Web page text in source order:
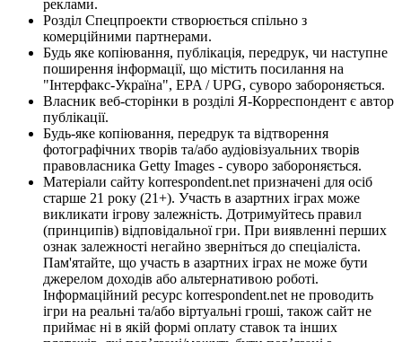
реклами.
Розділ Спецпроекти створюється спільно з
комерційними партнерами.
Будь яке копіювання, публікація, передрук, чи наступне
поширення інформації, що містить посилання на
"Інтерфакс-Україна", EPA / UPG, суворо забороняється.
Власник веб-сторінки в розділі Я-Корреспондент є автор
публікації.
Будь-яке копіювання, передрук та відтворення
фотографічних творів та/або аудіовізуальних творів
правовласника Getty Images - суворо забороняється.
Матеріали сайту korrespondent.net призначені для осіб
старше 21 року (21+). Участь в азартних іграх може
викликати ігрову залежність. Дотримуйтесь правил
(принципів) відповідальної гри. При виявленні перших
ознак залежності негайно зверніться до спеціаліста.
Пам'ятайте, що участь в азартних іграх не може бути
джерелом доходів або альтернативою роботі.
Інформаційний ресурс korrespondent.net не проводить
ігри на реальні та/або віртуальні гроші, також сайт не
приймає ні в якій формі оплату ставок та інших